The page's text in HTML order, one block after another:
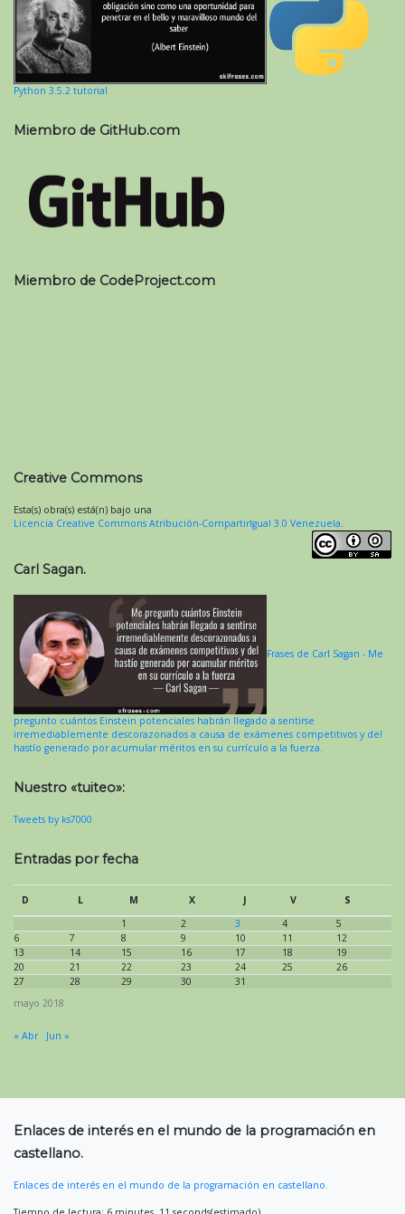
Python 3.5.2 tutorial
Miembro de GitHub.com
Miembro de CodeProject.com
Creative Commons
Esta(s) obra(s) está(n) bajo una
Licencia Creative Commons Atribución-CompartirIgual 3.0 Venezuela.
Carl Sagan.
Frases de Carl Sagan - Me
pregunto cuántos Einstein potenciales habrán llegado a sentirse
irremediablemente descorazonados a causa de exámenes competitivos y del
hastío generado por acumular méritos en su currículo a la fuerza.
Nuestro «tuiteo»:
Tweets by ks7000
Entradas por fecha
mayo 2018
D L M X J V
S
1
2 3 4
5
6
7 8 9 10 11
12
13
14 15 16 17 18
19
20
21 22 23 24 25
26
27
28 29 30 31
« Abr Jun »
Enlaces de interés en el mundo de la programación en
castellano.
Enlaces de interés en el mundo de la programación en castellano.